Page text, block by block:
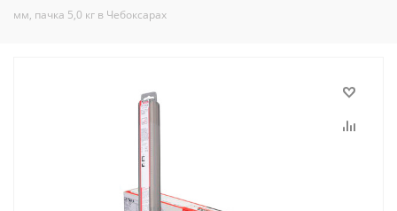
мм, пачка 5,0 кг в Чебоксарах